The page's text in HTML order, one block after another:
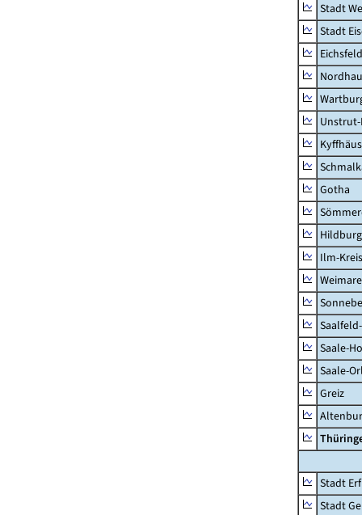
Stadt
Stadt
Eichsfeld
Gotha
Ilm-Kreis
Saale-
Saale-
Greiz
Stadt
Stadt